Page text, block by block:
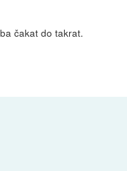
čakat do takrat.